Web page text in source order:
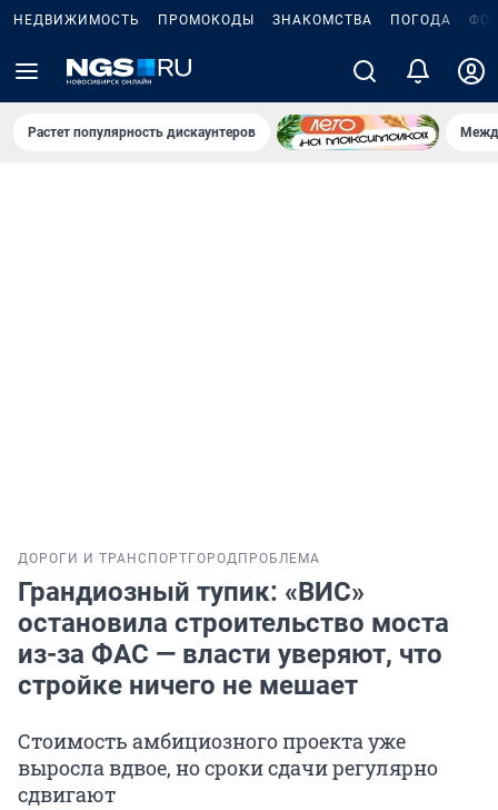
НЕДВИЖИМОСТЬ ПРОМОКОДЫ ЗНАКОМСТВА ПОГОДА
Растет популярность дискаунтеров
ДОРОГИ И ТРАНСПОРТ ГОРОД ПРОБЛЕМА
Грандиозный тупик: «ВИС»
остановила строительство моста
из-за ФАС — власти уверяют, что
стройке ничего не мешает
Стоимость амбициозного проекта уже
выросла вдвое, но сроки сдачи регулярно
сдвигают